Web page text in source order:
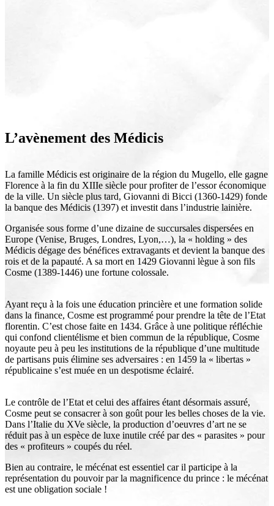
L’avènement des Médicis
La famille Médicis est originaire de la région du Mugello, elle gagne
Florence à la fin du XIIIe siècle pour profiter de l’essor économique
de la ville. Un siècle plus tard, Giovanni di Bicci (1360-1429) fonde
la banque des Médicis (1397) et investit dans l’industrie lainière.
Organisée sous forme d’une dizaine de succursales dispersées en
Europe (Venise, Bruges, Londres, Lyon,…), la « holding » des
Médicis dégage des bénéfices extravagants et devient la banque des
rois et de la papauté. A sa mort en 1429 Giovanni lègue à son fils
Cosme (1389-1446) une fortune colossale.
Ayant reçu à la fois une éducation princière et une formation solide
dans la finance, Cosme est programmé pour prendre la tête de l’Etat
florentin. C’est chose faite en 1434. Grâce à une politique réfléchie
qui confond clientélisme et bien commun de la république, Cosme
noyaute peu à peu les institutions de la république d’une multitude
de partisans puis élimine ses adversaires : en 1459 la « libertas »
républicaine s’est muée en un despotisme éclairé.
Le contrôle de l’Etat et celui des affaires étant désormais assuré,
Cosme peut se consacrer à son goût pour les belles choses de la vie.
Dans l’Italie du XVe siècle, la production d’oeuvres d’art ne se
réduit pas à un espèce de luxe inutile créé par des « parasites » pour
des « profiteurs » coupés du réel.
Bien au contraire, le mécénat est essentiel car il participe à la
représentation du pouvoir par la magnificence du prince : le mécénat
est une obligation sociale !